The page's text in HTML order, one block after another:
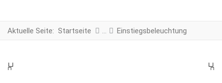
Aktuelle Seite: Startseite Einstiegsbeleuchtung